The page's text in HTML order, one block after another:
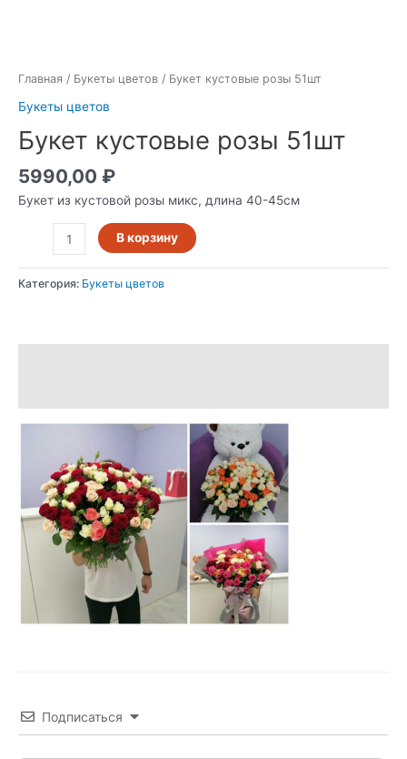
Главная / Букеты цветов / Букет кустовые розы 51шт
Букеты цветов
Букет кустовые розы 51шт
5990,00 ₽
Букет из кустовой розы микс, длина 40-45см
В корзину
Категория: Букеты цветов
Подписаться